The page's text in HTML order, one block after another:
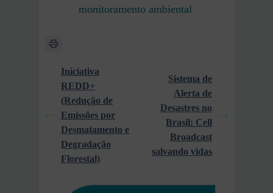
monitoramento ambiental
Iniciativa
REDD+
(Redução de
Emissões por
Desmatamento e
Degradação
Florestal)
Sistema de
Alerta de
Desastres no
Brasil: Cell
Broadcast
salvando vidas